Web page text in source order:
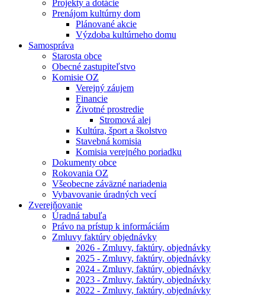
Projekty a dotácie
Prenájom kultúrny dom
Plánované akcie
Výzdoba kultúrneho domu
Samospráva
Starosta obce
Obecné zastupiteľstvo
Komisie OZ
Verejný záujem
Financie
Životné prostredie
Stromová alej
Kultúra, šport a školstvo
Stavebná komisia
Komisia verejného poriadku
Dokumenty obce
Rokovania OZ
Všeobecne záväzné nariadenia
Vybavovanie úradných vecí
Zverejňovanie
Úradná tabuľa
Právo na prístup k informáciám
Zmluvy faktúry objednávky
2026 - Zmluvy, faktúry, objednávky
2025 - Zmluvy, faktúry, objednávky
2024 - Zmluvy, faktúry, objednávky
2023 - Zmluvy, faktúry, objednávky
2022 - Zmluvy, faktúry, objednávky